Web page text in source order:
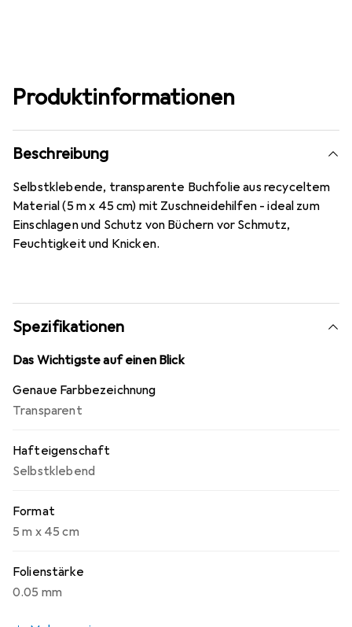
Produktinformationen
Beschreibung
Selbstklebende, transparente Buchfolie aus recyceltem
Material (5 m x 45 cm) mit Zuschneidehilfen - ideal zum
Einschlagen und Schutz von Büchern vor Schmutz,
Feuchtigkeit und Knicken.
Spezifikationen
Das Wichtigste auf einen Blick
Genaue Farbbezeichnung
Transparent
Hafteigenschaft
Selbstklebend
Format
5 m x 45 cm
Folienstärke
0.05 mm